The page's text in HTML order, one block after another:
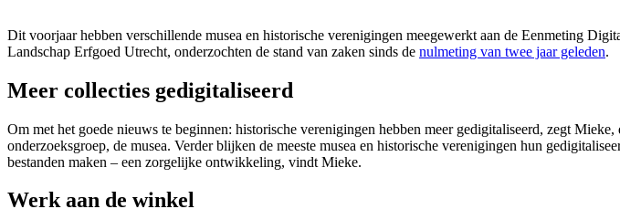
Dit voorjaar hebben verschillende musea en historische verenigingen meegewerkt aan de Eenmeting
Landschap Erfgoed Utrecht, onderzochten de stand van zaken sinds de nulmeting van twee jaar geleden.
Meer collecties gedigitaliseerd
Om met het goede nieuws te beginnen: historische verenigingen hebben meer gedigitaliseerd, zegt
onderzoeksgroep, de musea. Verder blijken de meeste musea en historische verenigingen hun
bestanden maken – een zorgelijke ontwikkeling, vindt Mieke.
Werk aan de winkel